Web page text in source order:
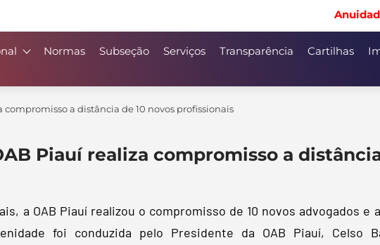
Normas Subseção Serviços Transparência Cartilhas
compromisso a distância de 10 novos profissionais
Piauí realiza compromisso a
a OAB Piauí realizou o compromisso de 10 novos advogados e
foi conduzida pelo Presidente da OAB Piauí, Celso